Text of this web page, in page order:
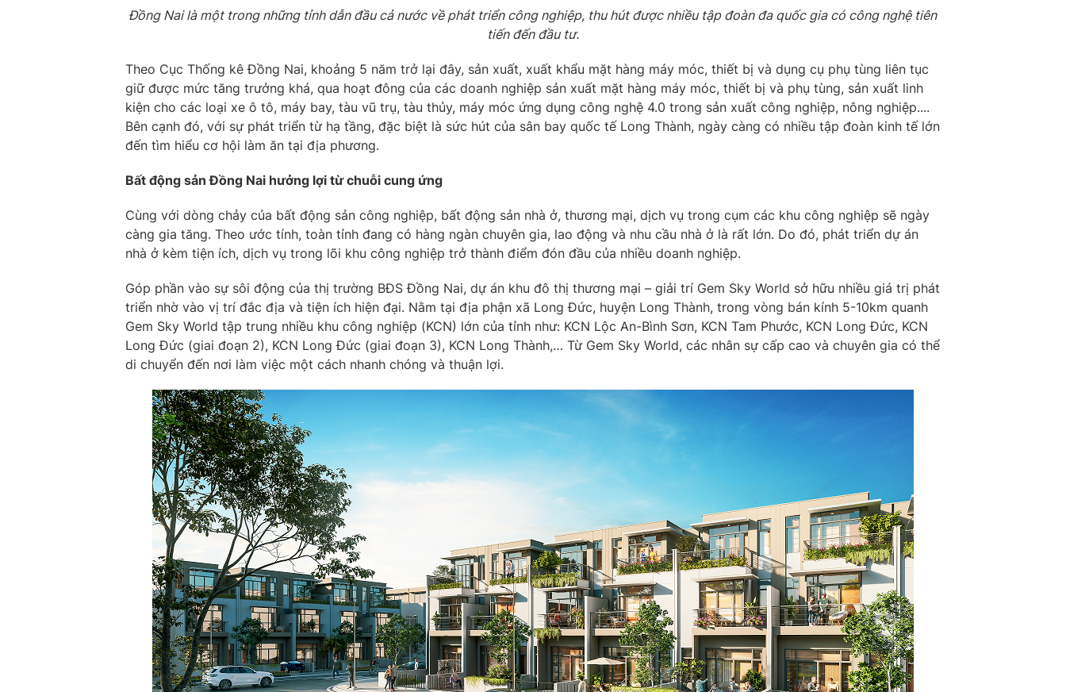
Đồng Nai là một trong những tỉnh dẫn đầu cả nước về phát triển công nghiệp, thu hút được nhiều tập đoàn đa quốc gia có công nghệ tiên
tiến đến đầu tư.
Theo Cục Thống kê Đồng Nai, khoảng 5 năm trở lại đây, sản xuất, xuất khẩu mặt hàng máy móc, thiết bị và dụng cụ phụ tùng liên tục
giữ được mức tăng trưởng khá, qua hoạt đông của các doanh nghiệp sản xuất mặt hàng máy móc, thiết bị và phụ tùng, sản xuất linh
kiện cho các loại xe ô tô, máy bay, tàu vũ trụ, tàu thủy, máy móc ứng dụng công nghệ 4.0 trong sản xuất công nghiệp, nông nghiệp....
Bên cạnh đó, với sự phát triển từ hạ tầng, đặc biệt là sức hút của sân bay quốc tế Long Thành, ngày càng có nhiều tập đoàn kinh tế lớn
đến tìm hiểu cơ hội làm ăn tại địa phương.
Bất động sản Đồng Nai hưởng lợi từ chuỗi cung ứng
Cùng với dòng chảy của bất động sản công nghiệp, bất động sản nhà ở, thương mại, dịch vụ trong cụm các khu công nghiệp sẽ ngày
càng gia tăng. Theo ước tính, toàn tỉnh đang có hàng ngàn chuyên gia, lao động và nhu cầu nhà ở là rất lớn. Do đó, phát triển dự án
nhà ở kèm tiện ích, dịch vụ trong lõi khu công nghiệp trở thành điểm đón đầu của nhiều doanh nghiệp.
Góp phần vào sự sôi động của thị trường BĐS Đồng Nai, dự án khu đô thị thương mại – giải trí Gem Sky World sở hữu nhiều giá trị phát
triển nhờ vào vị trí đắc địa và tiện ích hiện đại. Nằm tại địa phận xã Long Đức, huyện Long Thành, trong vòng bán kính 5-10km quanh
Gem Sky World tập trung nhiều khu công nghiệp (KCN) lớn của tỉnh như: KCN Lộc An-Bình Sơn, KCN Tam Phước, KCN Long Đức, KCN
Long Đức (giai đoạn 2), KCN Long Đức (giai đoạn 3), KCN Long Thành,… Từ Gem Sky World, các nhân sự cấp cao và chuyên gia có thể
di chuyển đến nơi làm việc một cách nhanh chóng và thuận lợi.